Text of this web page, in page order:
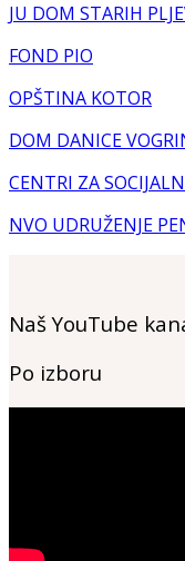
JU DOM STARIH
FOND PIO
OPŠTINA KOTOR
DOM DANICE
CENTRI ZA
NVO UDRUŽENJE
Naš YouTube
Po izboru